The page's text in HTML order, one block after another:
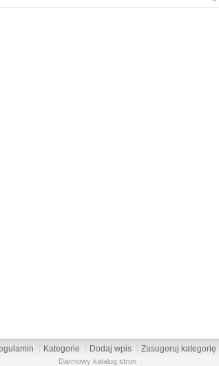
Kategorie Dodaj wpis Zasugeruj kategorię
Darmowy katalog stron